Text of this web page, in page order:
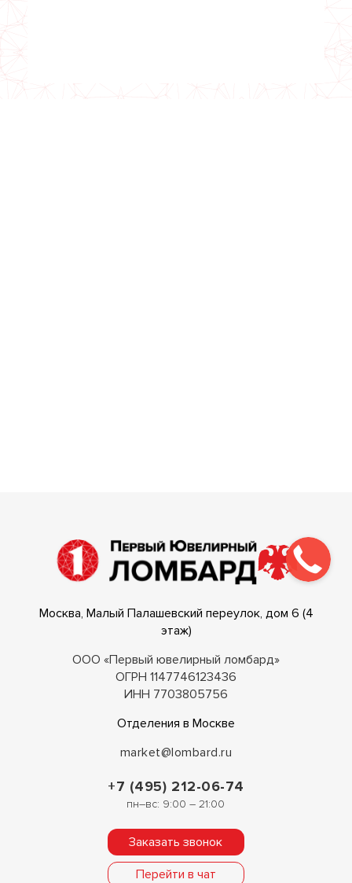
Москва, Малый Палашевский переулок, дом 6 (4
этаж)
ООО «Первый ювелирный ломбард»
ОГРН 1147746123436
ИНН 7703805756
Отделения в Москве
market@lombard.ru
+7 (495) 212-06-74
пн–вс: 9:00 – 21:00
Заказать звонок
Перейти в чат